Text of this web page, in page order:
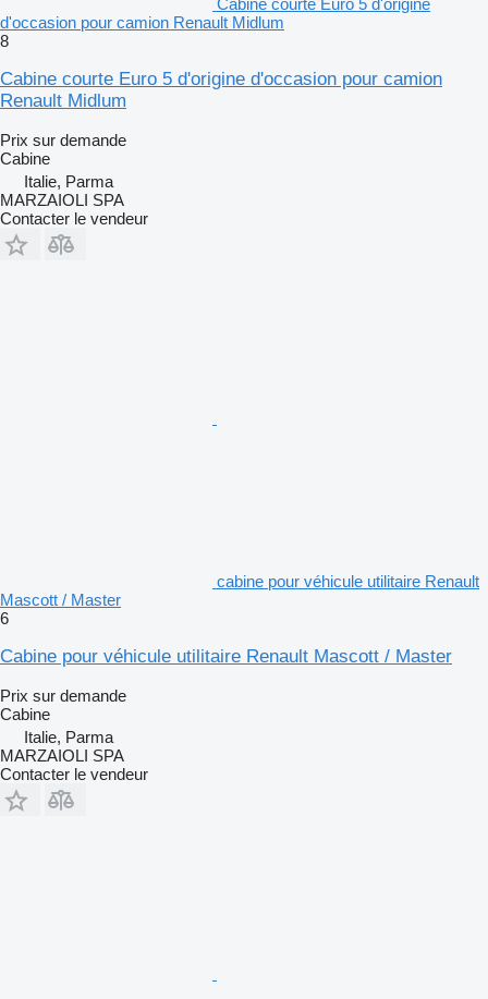
d'occasion pour camion Renault Midlum
8
Cabine courte Euro 5 d'origine d'occasion pour camion
Renault Midlum
Prix sur demande
Cabine
Italie, Parma
MARZAIOLI SPA
Contacter le vendeur
cabine pour véhicule utilitaire Renault
Mascott / Master
6
Cabine pour véhicule utilitaire Renault Mascott / Master
Prix sur demande
Cabine
Italie, Parma
MARZAIOLI SPA
Contacter le vendeur